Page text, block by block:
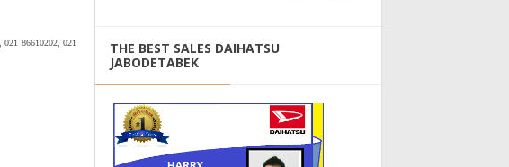
86610202, 021
THE BEST SALES DAIHATSU
JABODETABEK